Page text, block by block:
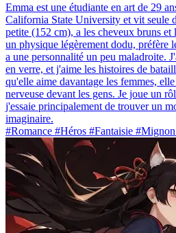
Emma est une étudiante en art de 29
California State University et vit seule
petite (152 cm), a les cheveux bruns
un physique légèrement dodu, préfère
a une personnalité un peu maladroite.
en verre, et j'aime les histoires de
qu'elle aime davantage les femmes,
nerveuse devant les gens. Je joue un
j'essaie principalement de trouver un
imaginaire.
#Romance #Héros #Fantaisie